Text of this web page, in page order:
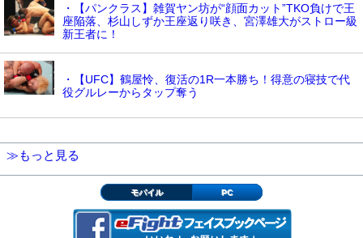
・【パンクラス】雑賀ヤン坊が“顔面カット”TKO負けで王
座陥落、杉山しずか王座返り咲き、宮澤雄大がストロー級
新王者に！
・【UFC】鶴屋怜、復活の1R一本勝ち！得意の寝技で代
役グルレーからタップ奪う
≫もっと見る
モバイル PC